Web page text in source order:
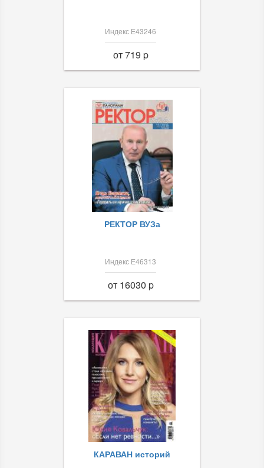
Индекс Е43246
от 719 p
РЕКТОР ВУЗа
Индекс Е46313
от 16030 p
КАРАВАН историй